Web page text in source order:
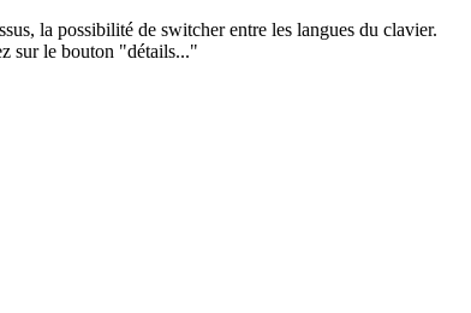
la possibilité de switcher entre les langues du clavier.
sur le bouton "détails..."